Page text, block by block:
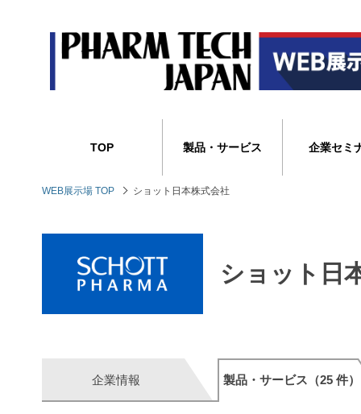
TOP 製品・サービス 企業セミ
WEB展示場 TOP ショット日本株式会社
ショット日
企業情報 製品・サービス（25 件）